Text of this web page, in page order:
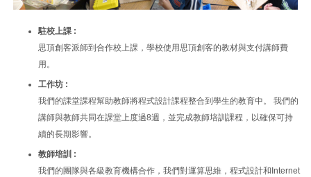
駐校上課 :
思頂創客派師到合作校上課，學校使用思頂創客的教材與支付講師費
用。
工作坊 :
我們的課堂課程幫助教師將程式設計課程整合到學生的教育中。 我們的
講師與教師共同在課堂上度過8週，並完成教師培訓課程，以確保可持
續的長期影響。
教師培訓 :
我們的團隊與各級教育機構合作，我們對運算思維，程式設計和Internet